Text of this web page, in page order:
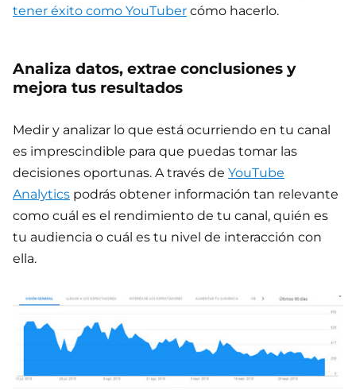
tener éxito como YouTuber cómo hacerlo.
Analiza datos, extrae conclusiones y
mejora tus resultados
Medir y analizar lo que está ocurriendo en tu canal
es imprescindible para que puedas tomar las
decisiones oportunas. A través de YouTube
Analytics podrás obtener información tan relevante
como cuál es el rendimiento de tu canal, quién es
tu audiencia o cuál es tu nivel de interacción con
ella.